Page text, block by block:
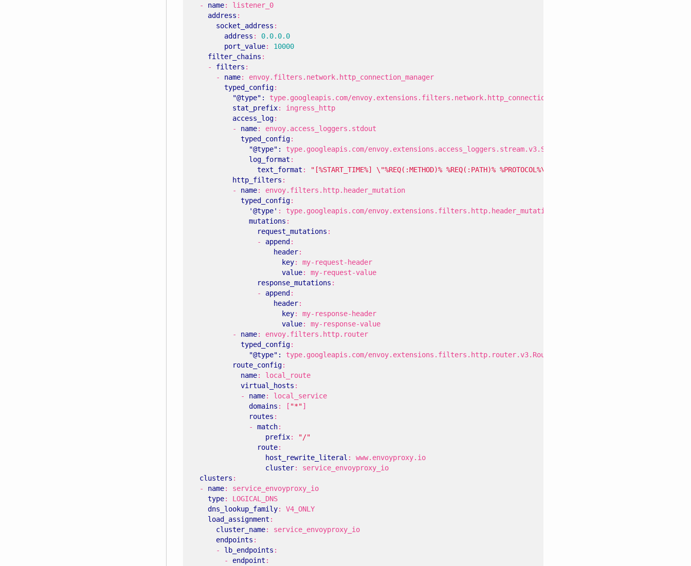
- name:
listener_0
address :
socket_address :
address :
0.0.0.0
port_value:
10000
filter_chains :
- filters :
- name:
envoy.filters.network.http_connection_manager
typed_config:
"@type": type.googleapis.com/envoy.extensions.filters.network.http_connection_manager.v3.HttpConnectionManager
stat_prefix:
ingress_http
access_log:
- name:
envoy.access_loggers.stdout
typed_config:
"@type": type.googleapis.com/envoy.extensions.access_loggers.stream.v3.StdoutAccessLog
log_format :
text_format :
"[%START_TIME%] \"%REQ(:METHOD)% %REQ(:PATH)% %PROTOCOL%\" %RESPONSE_CODE%
http_filters :
- name:
envoy.filters.http.header_mutation
typed_config:
'@type' :
type.googleapis.com/envoy.extensions.filters.http.header_mutation.v3.HeaderMutation
mutations :
request_mutations :
- append :
header:
key:
my-request-header
value:
my-request-value
response_mutations :
- append :
header:
key:
my-response-header
value:
my-response-value
- name:
envoy.filters.http.router
typed_config:
"@type": type.googleapis.com/envoy.extensions.filters.http.router.v3.Router
route_config:
name:
local_route
virtual_hosts :
- name:
local_service
domains : [ "*"]
routes :
- match:
prefix:
"/"
route:
host_rewrite_literal :
www.envoyproxy.io
cluster:
service_envoyproxy_io
clusters :
- name:
service_envoyproxy_io
type:
LOGICAL_DNS
dns_lookup_family:
V4_ONLY
load_assignment :
cluster_name:
service_envoyproxy_io
endpoints :
- lb_endpoints :
- endpoint :